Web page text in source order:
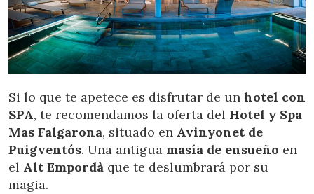
Si lo que te apetece es disfrutar de un hotel con
SPA, te recomendamos la oferta del Hotel y Spa
Mas Falgarona, situado en Avinyonet de
Puigventós. Una antigua masía de ensueño en
el Alt Empordà que te deslumbrará por su
magia.
Marketing and advertising
These cookies are used to store information about the
preferences and personal choices of the user through the
continuous observation of their browsing habits. Thanks to
them, we can know the browsing habits on the website and